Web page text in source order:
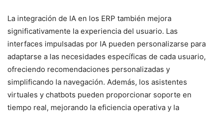
La integración de IA en los ERP también mejora
significativamente la experiencia del usuario. Las
interfaces impulsadas por IA pueden personalizarse para
adaptarse a las necesidades específicas de cada usuario,
ofreciendo recomendaciones personalizadas y
simplificando la navegación. Además, los asistentes
virtuales y chatbots pueden proporcionar soporte en
tiempo real, mejorando la eficiencia operativa y la